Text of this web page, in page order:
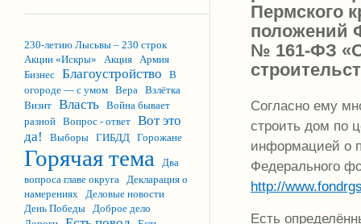
230-летию Лысьвы – 230 строк
Акции «Искры»
Акция Армия
Бизнес Благоустройство
В
огороде — с умом Вера Взлётка
Визит Власть Война бывает
разной Вопрос - ответ Вот это
да!
Выборы ГИБДД Горожане
Горячая тема
Два
вопроса главе округа Декларация о
намерениях Деловые новости
День Победы Доброе дело
Пермского
положений
№ 161-ФЗ
Согласно ему
строить дом по
информацией о
Федерального
http://
Есть